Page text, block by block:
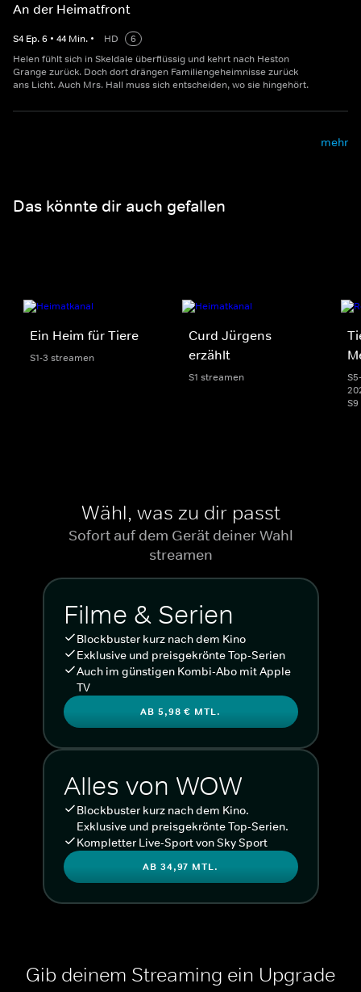
An der Heimatfront
S4 Ep.6 • 44 Min. • HD
6
Helen fühlt sich in Skeldale überflüssig und kehrt nach Heston
Grange zurück. Doch dort drängen Familiengeheimnisse zurück
ans Licht. Auch Mrs. Hall muss sich entscheiden, wo sie hingehört.
mehr
Das könnte dir auch gefallen
Ein Heim für Tiere
S1-3 streamen
Curd Jürgens
erzählt
S1 streamen
Wähl, was zu dir passt
Sofort auf dem Gerät deiner Wahl
streamen
Filme & Serien
Blockbuster kurz nach dem Kino
Exklusive und preisgekrönte Top-Serien
Auch im günstigen Kombi-Abo mit Apple
TV
AB 5,98 € MTL.
Alles von WOW
Blockbuster kurz nach dem Kino.
Exklusive und preisgekrönte Top-Serien.
Kompletter Live-Sport von Sky Sport
AB 34,97 MTL.
Gib deinem Streaming ein Upgrade